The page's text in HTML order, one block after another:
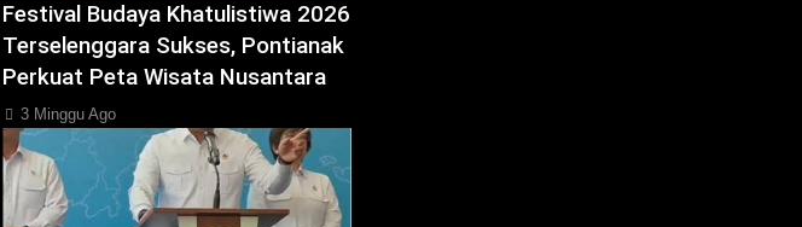
Festival Budaya Khatulistiwa 2026
Terselenggara Sukses, Pontianak
Perkuat Peta Wisata Nusantara
3 Minggu Ago